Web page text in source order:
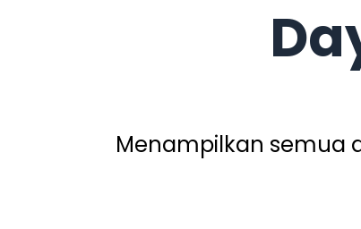
Menampilkan semua